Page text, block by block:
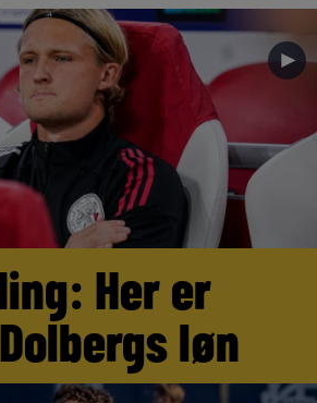
►
Her er
løn